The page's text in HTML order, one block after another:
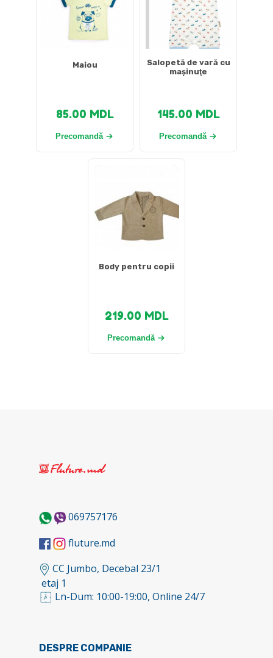
Maiou
85.00 MDL
Precomandă
Salopetă de vară cu
mașinuţe
145.00 MDL
Precomandă
Body pentru copii
219.00 MDL
Precomandă
069757176
fluture.md
CC Jumbo, Decebal 23/1
etaj 1
Ln-Dum: 10:00-19:00, Online 24/7
DESPRE COMPANIE